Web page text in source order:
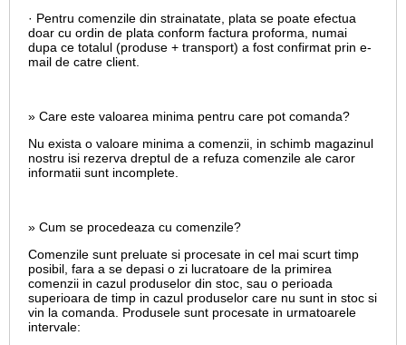
· Pentru comenzile din strainatate, plata se poate efectua
doar cu ordin de plata conform factura proforma, numai
dupa ce totalul (produse + transport) a fost confirmat prin e-
mail de catre client.
» Care este valoarea minima pentru care pot comanda?
Nu exista o valoare minima a comenzii, in schimb magazinul
nostru isi rezerva dreptul de a refuza comenzile ale caror
informatii sunt incomplete.
» Cum se procedeaza cu comenzile?
Comenzile sunt preluate si procesate in cel mai scurt timp
posibil, fara a se depasi o zi lucratoare de la primirea
comenzii in cazul produselor din stoc, sau o perioada
superioara de timp in cazul produselor care nu sunt in stoc si
vin la comanda. Produsele sunt procesate in urmatoarele
intervale: